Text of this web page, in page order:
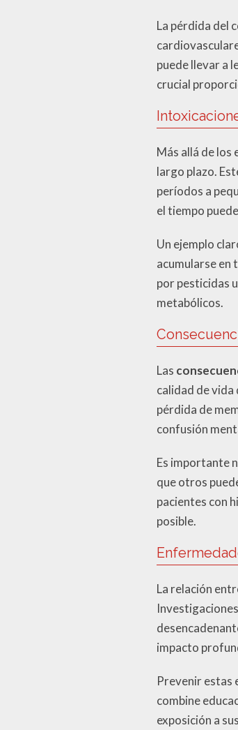
La pérdida del
puede llevar a
crucial
Más allá de
largo plazo.
períodos a
el tiempo
Un ejemplo
acumularse en
por pesticidas
metabólicos.
Las
calidad de
pérdida de
confusión
Es importante
que otros
pacientes con
posible.
La relación
impacto
Prevenir estas
combine
exposición a